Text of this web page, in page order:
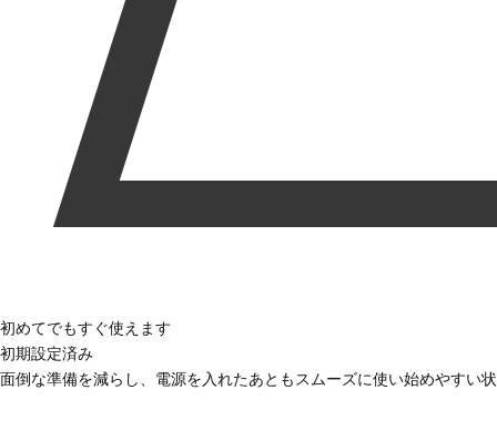
初めてでもすぐ使えます
初期設定済み
面倒な準備を減らし、電源を入れたあともスムーズに使い始めやすい